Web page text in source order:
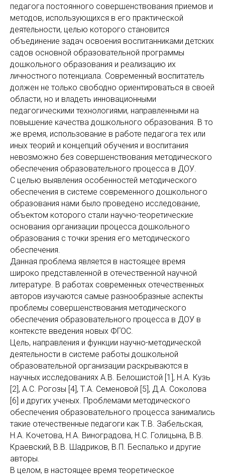
педагога постоянного совершенствования приемов и
методов, использующихся в его практической
деятельности, целью которого становится
объединение задач освоения воспитанниками детских
садов основной образовательной программы
дошкольного образования и реализацию их
личностного потенциала. Современный воспитатель
должен не только свободно ориентироваться в своей
области, но и владеть инновационными
педагогическими технологиями, направленными на
повышение качества дошкольного образования. В то
же время, использование в работе педагога тех или
иных теорий и концепций обучения и воспитания
невозможно без совершенствования методического
обеспечения образовательного процесса в ДОУ.
С целью выявления особенностей методического
обеспечения в системе современного дошкольного
образования нами было проведено исследование,
объектом которого стали научно-теоретические
основания организации процесса дошкольного
образования с точки зрения его методического
обеспечения.
Данная проблема является в настоящее время
широко представленной в отечественной научной
литературе. В работах современных отечественных
авторов изучаются самые разнообразные аспекты
проблемы совершенствования методического
обеспечения образовательного процесса в ДОУ в
контексте введения новых ФГОС.
Цель, направления и функции научно-методической
деятельности в системе работы дошкольной
образовательной организации раскрываются в
научных исследованиях А.В. Белошистой [1], Н.А. Кузь
[2], А.С. Рогозы [4], Т.А. Семеновой [5], Д.А. Соколова
[6] и других ученых. Проблемами методического
обеспечения образовательного процесса занимались
такие отечественные педагоги как Т.В. Забельская,
Н.А. Кочетова, Н.А. Виноградова, Н.С. Голицына, В.В.
Краевский, В.В. Шадриков, В.П. Беспалько и другие
авторы.
В целом, в настоящее время теоретическое